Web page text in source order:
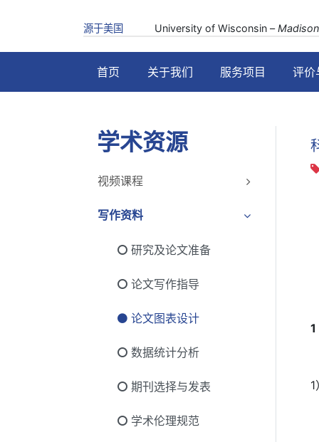
源于美国 University of Wisconsin –Madison
首页 关于我们 服务项目 评价
学术资源
视频课程
写作资料
研究及论文准备
论文写作指导
论文图表设计
数据统计分析
期刊选择与发表
学术伦理规范
1